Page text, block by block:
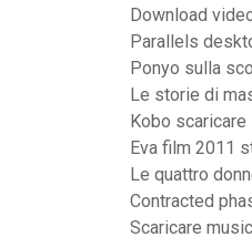
Download
Parallels
Ponyo sulla
Le storie di
Kobo
Eva film 2011
Le quattro
Contracted
Scaricare